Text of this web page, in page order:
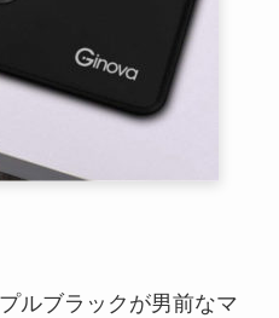
ルブラックが男前なマ